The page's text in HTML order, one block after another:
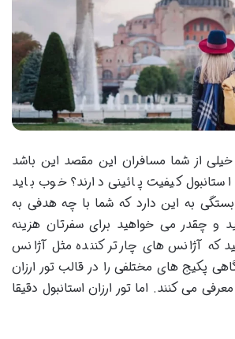
از شما مسافران این مقصد این باشد
استانبول کیفیت پائینی دارند؟ خوب باید
به این دارد که شما با چه هدفی به
و چقدر می‌ خواهید برای سفرتان هزینه
که آژانس‌ های چارتر کننده مثل آژانس
پکیج‌ های مختلفی را در قالب تور ارزان
می‌ کنند. اما تور ارزان استانبول دقیقا